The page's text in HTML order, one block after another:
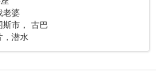
老婆
斯市， 古巴
，潜水